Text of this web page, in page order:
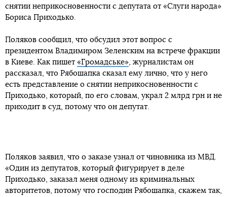
снятии неприкосновенности с депутата от «Слуги народа»
Бориса Приходько.
Поляков сообщил, что обсудил этот вопрос с
президентом Владимиром Зеленским на встрече фракции
в Киеве. Как пишет «Громадське» , журналистам он
рассказал, что Рябошапка сказал ему лично, что у него
есть представление о снятии неприкосновенности с
Приходько, который, по его словам, украл 2 млрд грн и не
приходит в суд, потому что он депутат.
Поляков заявил, что о заказе узнал от чиновника из МВД.
«Один из депутатов, который фигурирует в деле
Приходько, заказал меня одному из криминальных
авторитетов, потому что господин Рябошапка, скажем так,